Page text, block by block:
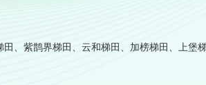
、紫鹊界梯田、云和梯田、加榜梯田、上堡